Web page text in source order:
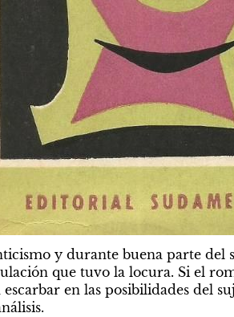
y durante buena parte del
que tuvo la locura. Si el
en las posibilidades del